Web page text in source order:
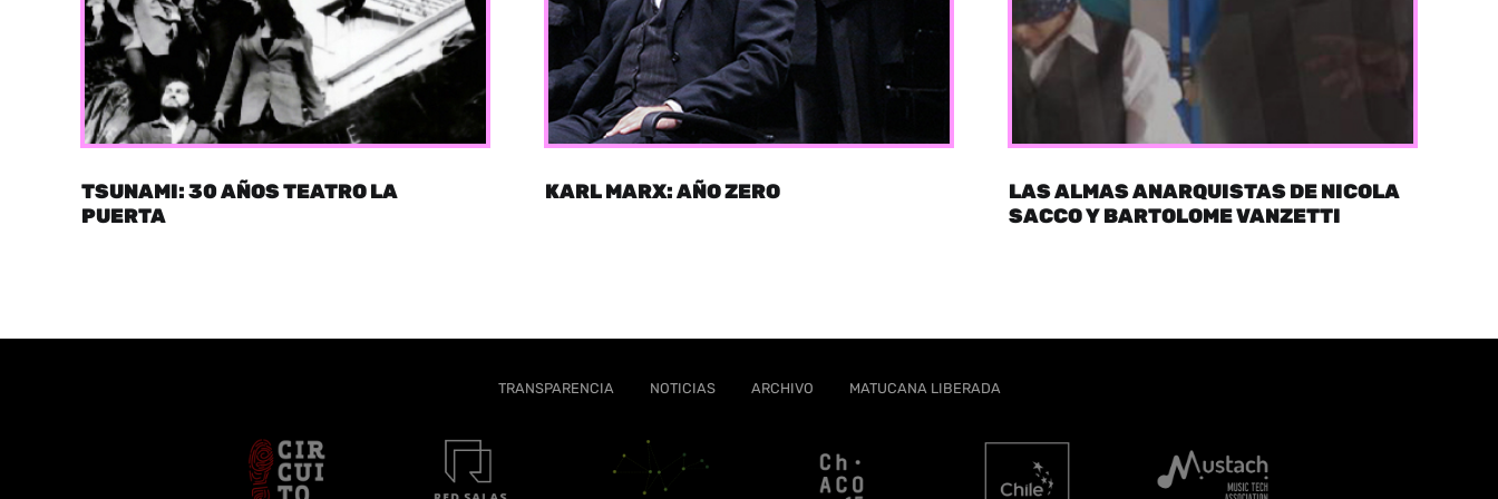
TSUNAMI: 30 AÑOS TEATRO LA
PUERTA
KARL MARX: AÑO ZERO
LAS ALMAS ANARQUISTAS DE NICOLA
SACCO Y BARTOLOME VANZETTI
TRANSPARENCIA NOTICIAS ARCHIVO MATUCANA LIBERADA